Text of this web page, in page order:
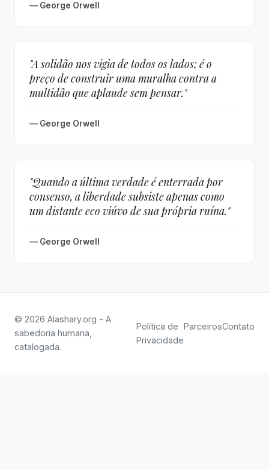
— George Orwell
"A solidão nos vigia de todos os lados; é o
preço de construir uma muralha contra a
multidão que aplaude sem pensar."
— George Orwell
"Quando a última verdade é enterrada por
consenso, a liberdade subsiste apenas como
um distante eco viúvo de sua própria ruína."
— George Orwell
© 2026 Alashary.org - A
sabedoria humana,
catalogada.
Política de
Privacidade
ParceirosContato